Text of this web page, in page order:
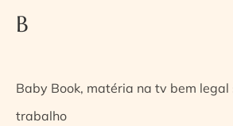
B
Baby Book, matéria na tv bem legal
trabalho